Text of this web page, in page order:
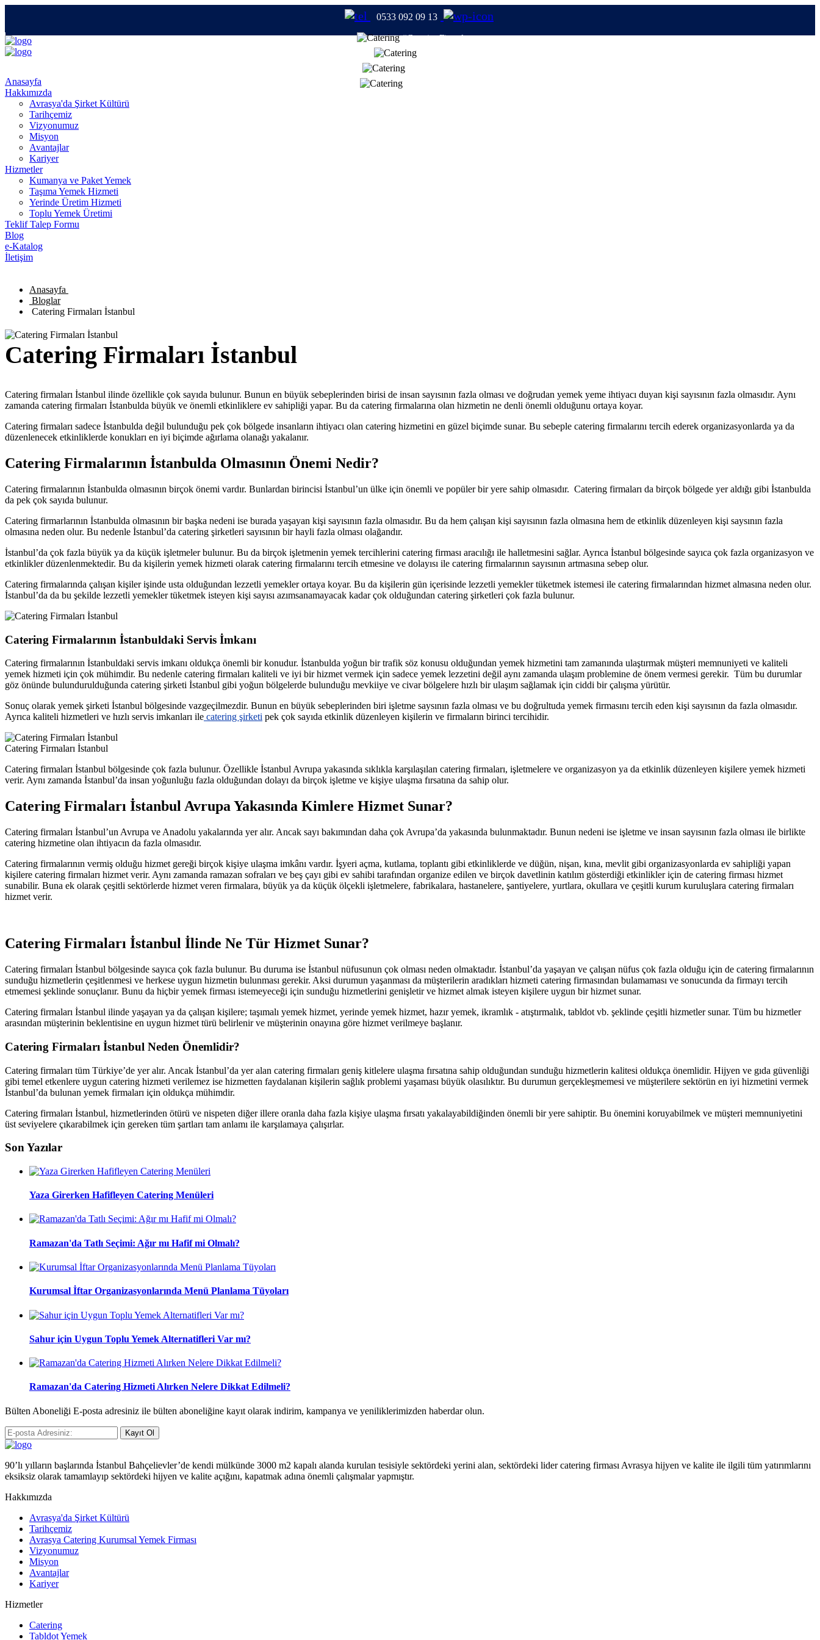
0533 092 09 13
#CateringFirmaları
Anasayfa
Hakkımızda
Avrasya'da Şirket Kültürü
Tarihçemiz
Vizyonumuz
Misyon
Avantajlar
Kariyer
Hizmetler
Kumanya ve Paket Yemek
Taşıma Yemek Hizmeti
Yerinde Üretim Hizmeti
Toplu Yemek Üretimi
Teklif Talep Formu
Blog
e-Katalog
İletişim
Anasayfa
Bloglar
Catering Firmaları İstanbul
Catering Firmaları İstanbul
Catering firmaları İstanbul ilinde özellikle çok sayıda bulunur. Bunun en büyük sebeplerinden birisi de insan sayısının fazla olması ve doğrudan yemek yeme ihtiyacı duyan kişi sayısının fazla olmasıdır. Aynı
zamanda catering firmaları İstanbulda büyük ve önemli etkinliklere ev sahipliği yapar. Bu da catering firmalarına olan hizmetin ne denli önemli olduğunu ortaya koyar.
Catering firmaları sadece İstanbulda değil bulunduğu pek çok bölgede insanların ihtiyacı olan catering hizmetini en güzel biçimde sunar. Bu sebeple catering firmalarını tercih ederek organizasyonlarda ya da
düzenlenecek etkinliklerde konukları en iyi biçimde ağırlama olanağı yakalanır.
Catering Firmalarının İstanbulda Olmasının Önemi Nedir?
Catering firmalarının İstanbulda olmasının birçok önemi vardır. Bunlardan birincisi İstanbul’un ülke için önemli ve popüler bir yere sahip olmasıdır. Catering firmaları da birçok bölgede yer aldığı gibi İstanbulda
da pek çok sayıda bulunur.
Catering firmarlarının İstanbulda olmasının bir başka nedeni ise burada yaşayan kişi sayısının fazla olmasıdır. Bu da hem çalışan kişi sayısının fazla olmasına hem de etkinlik düzenleyen kişi saysının fazla
olmasına neden olur. Bu nedenle İstanbul’da catering şirketleri sayısının bir hayli fazla olması olağandır.
İstanbul’da çok fazla büyük ya da küçük işletmeler bulunur. Bu da birçok işletmenin yemek tercihlerini catering firması aracılığı ile halletmesini sağlar. Ayrıca İstanbul bölgesinde sayıca çok fazla organizasyon ve
etkinlikler düzenlenmektedir. Bu da kişilerin yemek hizmeti olarak catering firmalarını tercih etmesine ve dolayısı ile catering firmalarının sayısının artmasına sebep olur.
Catering firmalarında çalışan kişiler işinde usta olduğundan lezzetli yemekler ortaya koyar. Bu da kişilerin gün içerisinde lezzetli yemekler tüketmek istemesi ile catering firmalarından hizmet almasına neden olur.
İstanbul’da da bu şekilde lezzetli yemekler tüketmek isteyen kişi sayısı azımsanamayacak kadar çok olduğundan catering şirketleri çok fazla bulunur.
Catering Firmalarının İstanbuldaki Servis İmkanı
Catering firmalarının İstanbuldaki servis imkanı oldukça önemli bir konudur. İstanbulda yoğun bir trafik söz konusu olduğundan yemek hizmetini tam zamanında ulaştırmak müşteri memnuniyeti ve kaliteli
yemek hizmeti için çok mühimdir. Bu nedenle catering firmaları kaliteli ve iyi bir hizmet vermek için sadece yemek lezzetini değil aynı zamanda ulaşım problemine de önem vermesi gerekir. Tüm bu durumlar
göz önünde bulundurulduğunda catering şirketi İstanbul gibi yoğun bölgelerde bulunduğu mevkiiye ve civar bölgelere hızlı bir ulaşım sağlamak için ciddi bir çalışma yürütür.
Sonuç olarak yemek şirketi İstanbul bölgesinde vazgeçilmezdir. Bunun en büyük sebeplerinden biri işletme saysının fazla olması ve bu doğrultuda yemek firmasını tercih eden kişi sayısının da fazla olmasıdır.
Ayrıca kaliteli hizmetleri ve hızlı servis imkanları ile catering şirketi pek çok sayıda etkinlik düzenleyen kişilerin ve firmaların birinci tercihidir.
Catering Firmaları İstanbul
Catering firmaları İstanbul bölgesinde çok fazla bulunur. Özellikle İstanbul Avrupa yakasında sıklıkla karşılaşılan catering firmaları, işletmelere ve organizasyon ya da etkinlik düzenleyen kişilere yemek hizmeti
verir. Aynı zamanda İstanbul’da insan yoğunluğu fazla olduğundan dolayı da birçok işletme ve kişiye ulaşma fırsatına da sahip olur.
Catering Firmaları İstanbul Avrupa Yakasında Kimlere Hizmet Sunar?
Catering firmaları İstanbul’un Avrupa ve Anadolu yakalarında yer alır. Ancak sayı bakımından daha çok Avrupa’da yakasında bulunmaktadır. Bunun nedeni ise işletme ve insan sayısının fazla olması ile birlikte
catering hizmetine olan ihtiyacın da fazla olmasıdır.
Catering firmalarının vermiş olduğu hizmet gereği birçok kişiye ulaşma imkânı vardır. İşyeri açma, kutlama, toplantı gibi etkinliklerde ve düğün, nişan, kına, mevlit gibi organizasyonlarda ev sahipliği yapan
kişilere catering firmaları hizmet verir. Aynı zamanda ramazan sofraları ve beş çayı gibi ev sahibi tarafından organize edilen ve birçok davetlinin katılım gösterdiği etkinlikler için de catering firması hizmet
sunabilir. Buna ek olarak çeşitli sektörlerde hizmet veren firmalara, büyük ya da küçük ölçekli işletmelere, fabrikalara, hastanelere, şantiyelere, yurtlara, okullara ve çeşitli kurum kuruluşlara catering firmaları
hizmet verir.
Catering Firmaları İstanbul İlinde Ne Tür Hizmet Sunar?
Catering firmaları İstanbul bölgesinde sayıca çok fazla bulunur. Bu duruma ise İstanbul nüfusunun çok olması neden olmaktadır. İstanbul’da yaşayan ve çalışan nüfus çok fazla olduğu için de catering firmalarının
sunduğu hizmetlerin çeşitlenmesi ve herkese uygun hizmetin bulunması gerekir. Aksi durumun yaşanması da müşterilerin aradıkları hizmeti catering firmasından bulamaması ve sonucunda da firmayı tercih
etmemesi şeklinde sonuçlanır. Bunu da hiçbir yemek firması istemeyeceği için sunduğu hizmetlerini genişletir ve hizmet almak isteyen kişilere uygun bir hizmet sunar.
Catering firmaları İstanbul ilinde yaşayan ya da çalışan kişilere; taşımalı yemek hizmet, yerinde yemek hizmet, hazır yemek, ikramlık - atıştırmalık, tabldot vb. şeklinde çeşitli hizmetler sunar. Tüm bu hizmetler
arasından müşterinin beklentisine en uygun hizmet türü belirlenir ve müşterinin onayına göre hizmet verilmeye başlanır.
Catering Firmaları İstanbul Neden Önemlidir?
Catering firmaları tüm Türkiye’de yer alır. Ancak İstanbul’da yer alan catering firmaları geniş kitlelere ulaşma fırsatına sahip olduğundan sunduğu hizmetlerin kalitesi oldukça önemlidir. Hijyen ve gıda güvenliği
gibi temel etkenlere uygun catering hizmeti verilemez ise hizmetten faydalanan kişilerin sağlık problemi yaşaması büyük olasılıktır. Bu durumun gerçekleşmemesi ve müşterilere sektörün en iyi hizmetini vermek
İstanbul’da bulunan yemek firmaları için oldukça mühimdir.
Catering firmaları İstanbul, hizmetlerinden ötürü ve nispeten diğer illere oranla daha fazla kişiye ulaşma fırsatı yakalayabildiğinden önemli bir yere sahiptir. Bu önemini koruyabilmek ve müşteri memnuniyetini
üst seviyelere çıkarabilmek için gereken tüm şartları tam anlamı ile karşılamaya çalışırlar.
Son Yazılar
Yaza Girerken Hafifleyen Catering Menüleri
Ramazan'da Tatlı Seçimi: Ağır mı Hafif mi Olmalı?
Kurumsal İftar Organizasyonlarında Menü Planlama Tüyoları
Sahur için Uygun Toplu Yemek Alternatifleri Var mı?
Ramazan'da Catering Hizmeti Alırken Nelere Dikkat Edilmeli?
Bülten Aboneliği E-posta adresiniz ile bülten aboneliğine kayıt olarak indirim, kampanya ve yeniliklerimizden haberdar olun.
Kayıt Ol
90’lı yılların başlarında İstanbul Bahçelievler’de kendi mülkünde 3000 m2 kapalı alanda kurulan tesisiyle sektördeki yerini alan, sektördeki lider catering firması Avrasya hijyen ve kalite ile ilgili tüm yatırımlarını
eksiksiz olarak tamamlayıp sektördeki hijyen ve kalite açığını, kapatmak adına önemli çalışmalar yapmıştır.
Hakkımızda
Avrasya'da Şirket Kültürü
Tarihçemiz
Avrasya Catering Kurumsal Yemek Firması
Vizyonumuz
Misyon
Avantajlar
Kariyer
Hizmetler
Catering
Tabldot Yemek